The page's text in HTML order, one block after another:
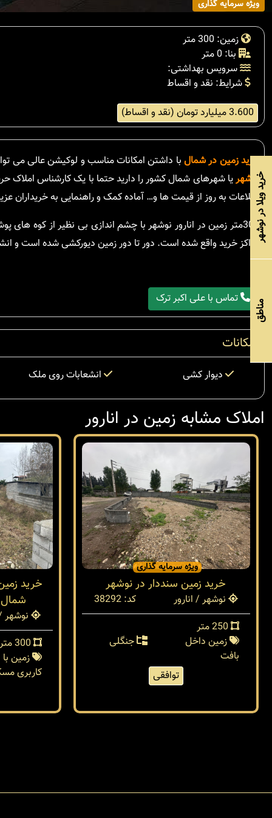
ویژه سرمایه گذاری
زمین: 300 متر
بنا: 0 متر
سرویس بهداشتی:
شرایط: نقد و اقساط
3.600 میلیارد تومان (نقد و اقساط)
خرید زمین در شمالبا داشتن امکانات مناسب و لوکیشن عالی می
نوشهریا شهرهای شمال کشور را دارید حتما با یک کارشناس
اطلاعات به روز از قیمت ها و… آماده کمک و راهنمایی به خریداران
300متر زمین در انارور نوشهر با چشم اندازی بی نظیر از کوه
مراکز خرید واقع شده است. دور تا دور زمین دیورکشی شده است و
تماس با علی اکبر ترک
امکانات
دیوار کشی انشعابات روی ملک
املاک مشابه زمین در انارور
ویژه سرمایه گذاری
خريد زمين سنددار در نوشهر
نوشهر / انارور
کد: 38292
زمین داخل
بافت
جنگلی
توافقی
خرید
شمال
نوشهر /
زمین با
کاربری
خرید ویلا در نوشهر
مناطق